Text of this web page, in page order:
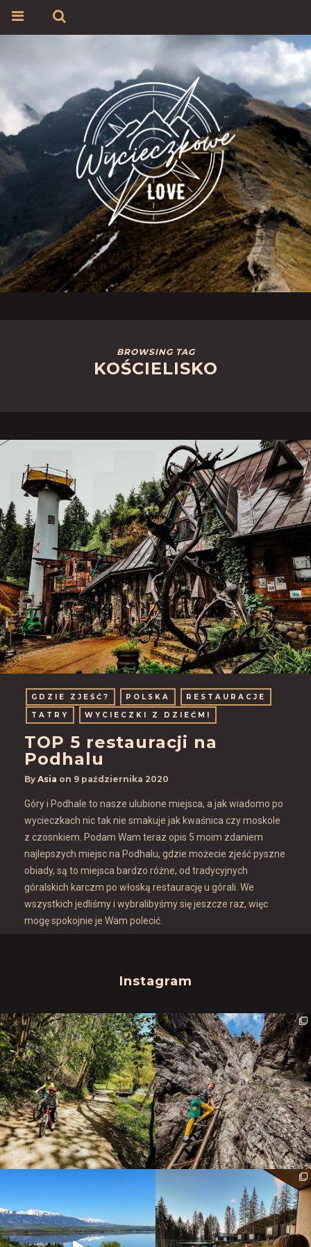
BROWSING TAG
KOŚCIELISKO
GDZIE ZJEŚĆ? POLSKA
RESTAURACJE
TATRY
WYCIECZKI Z DZIEĆMI
TOP 5 restauracji na
Podhalu
By Asia on 9 października 2020
Góry i Podhale to nasze ulubione miejsca, a jak wiadomo po
wycieczkach nic tak nie smakuje jak kwaśnica czy moskole
z czosnkiem. Podam Wam teraz opis 5 moim zdaniem
najlepszych miejsc na Podhalu, gdzie możecie zjeść pyszne
obiady, są to miejsca bardzo różne, od tradycyjnych
góralskich karczm po włoską restaurację u górali. We
wszystkich jedliśmy i wybralibyśmy się jeszcze raz, więc
mogę spokojnie je Wam polecić.
Instagram